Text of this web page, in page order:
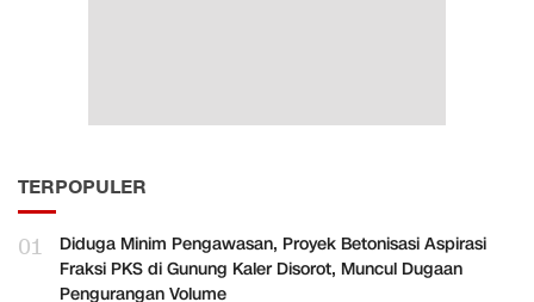
TERPOPULER
01
Diduga Minim Pengawasan, Proyek Betonisasi Aspirasi
Fraksi PKS di Gunung Kaler Disorot, Muncul Dugaan
Pengurangan Volume